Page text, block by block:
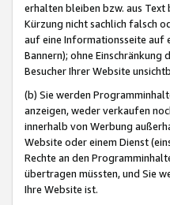
erhalten bleiben bzw. aus Text
Kürzung nicht sachlich falsch
auf eine Informationsseite auf
Bannern); ohne
Besucher Ihrer Website
(b) Sie werden
anzeigen, weder verkaufen
innerhalb von Werbung
Website oder einem Dienst
Rechte an den
übertragen müssten, und Sie
Ihre Website ist.